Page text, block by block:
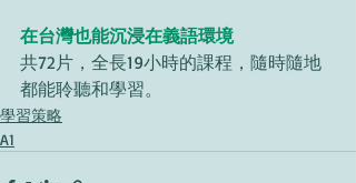
在台灣也能沉浸在義語環境
共72片，全長19小時的課程，隨時隨地
都能聆聽和學習。
學習策略
A1